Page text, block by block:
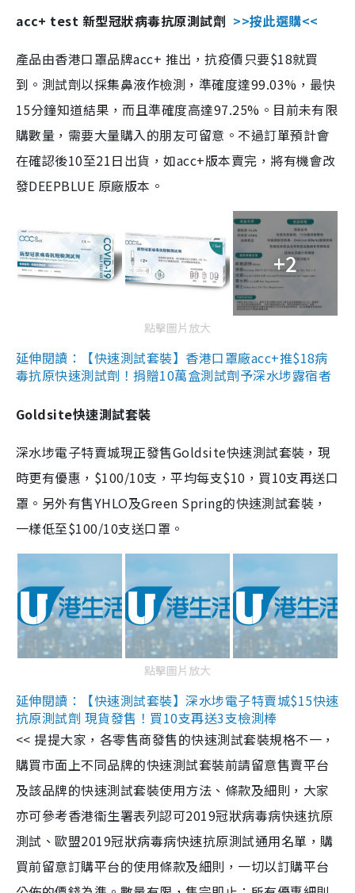
acc+ test 新型冠狀病毒抗原測試劑 >>按此選購<<
產品由香港口罩品牌acc+ 推出，抗疫價只要$18就買
到。測試劑以採集鼻液作檢測，準確度達99.03%，最快
15分鐘知道結果，而且準確度高達97.25%。目前未有限
購數量，需要大量購入的朋友可留意。不過訂單預計會
在確認後10至21日出貨，如acc+版本賣完，將有機會改
發DEEPBLUE 原廠版本。
+2
點擊圖片放大
延伸閱讀：【快速測試套裝】香港口罩廠acc+推$18病
毒抗原快速測試劑！捐贈10萬盒測試劑予深水埗露宿者
Goldsite快速測試套裝
深水埗電子特賣城現正發售Goldsite快速測試套裝，現
時更有優惠，$100/10支，平均每支$10，買10支再送口
罩。另外有售YHLO及Green Spring的快速測試套裝，
一樣低至$100/10支送口罩。
點擊圖片放大
延伸閱讀：【快速測試套裝】深水埗電子特賣城$15快速
抗原測試劑 現貨發售！買10支再送3支檢測棒
<< 提提大家，各零售商發售的快速測試套裝規格不一，
購買市面上不同品牌的快速測試套裝前請留意售賣平台
及該品牌的快速測試套裝使用方法、條款及細則，大家
亦可參考香港衞生署表列認可2019冠狀病毒病快速抗原
測試、歐盟2019冠狀病毒病快速抗原測試通用名單，購
買前留意訂購平台的使用條款及細則，一切以訂購平台